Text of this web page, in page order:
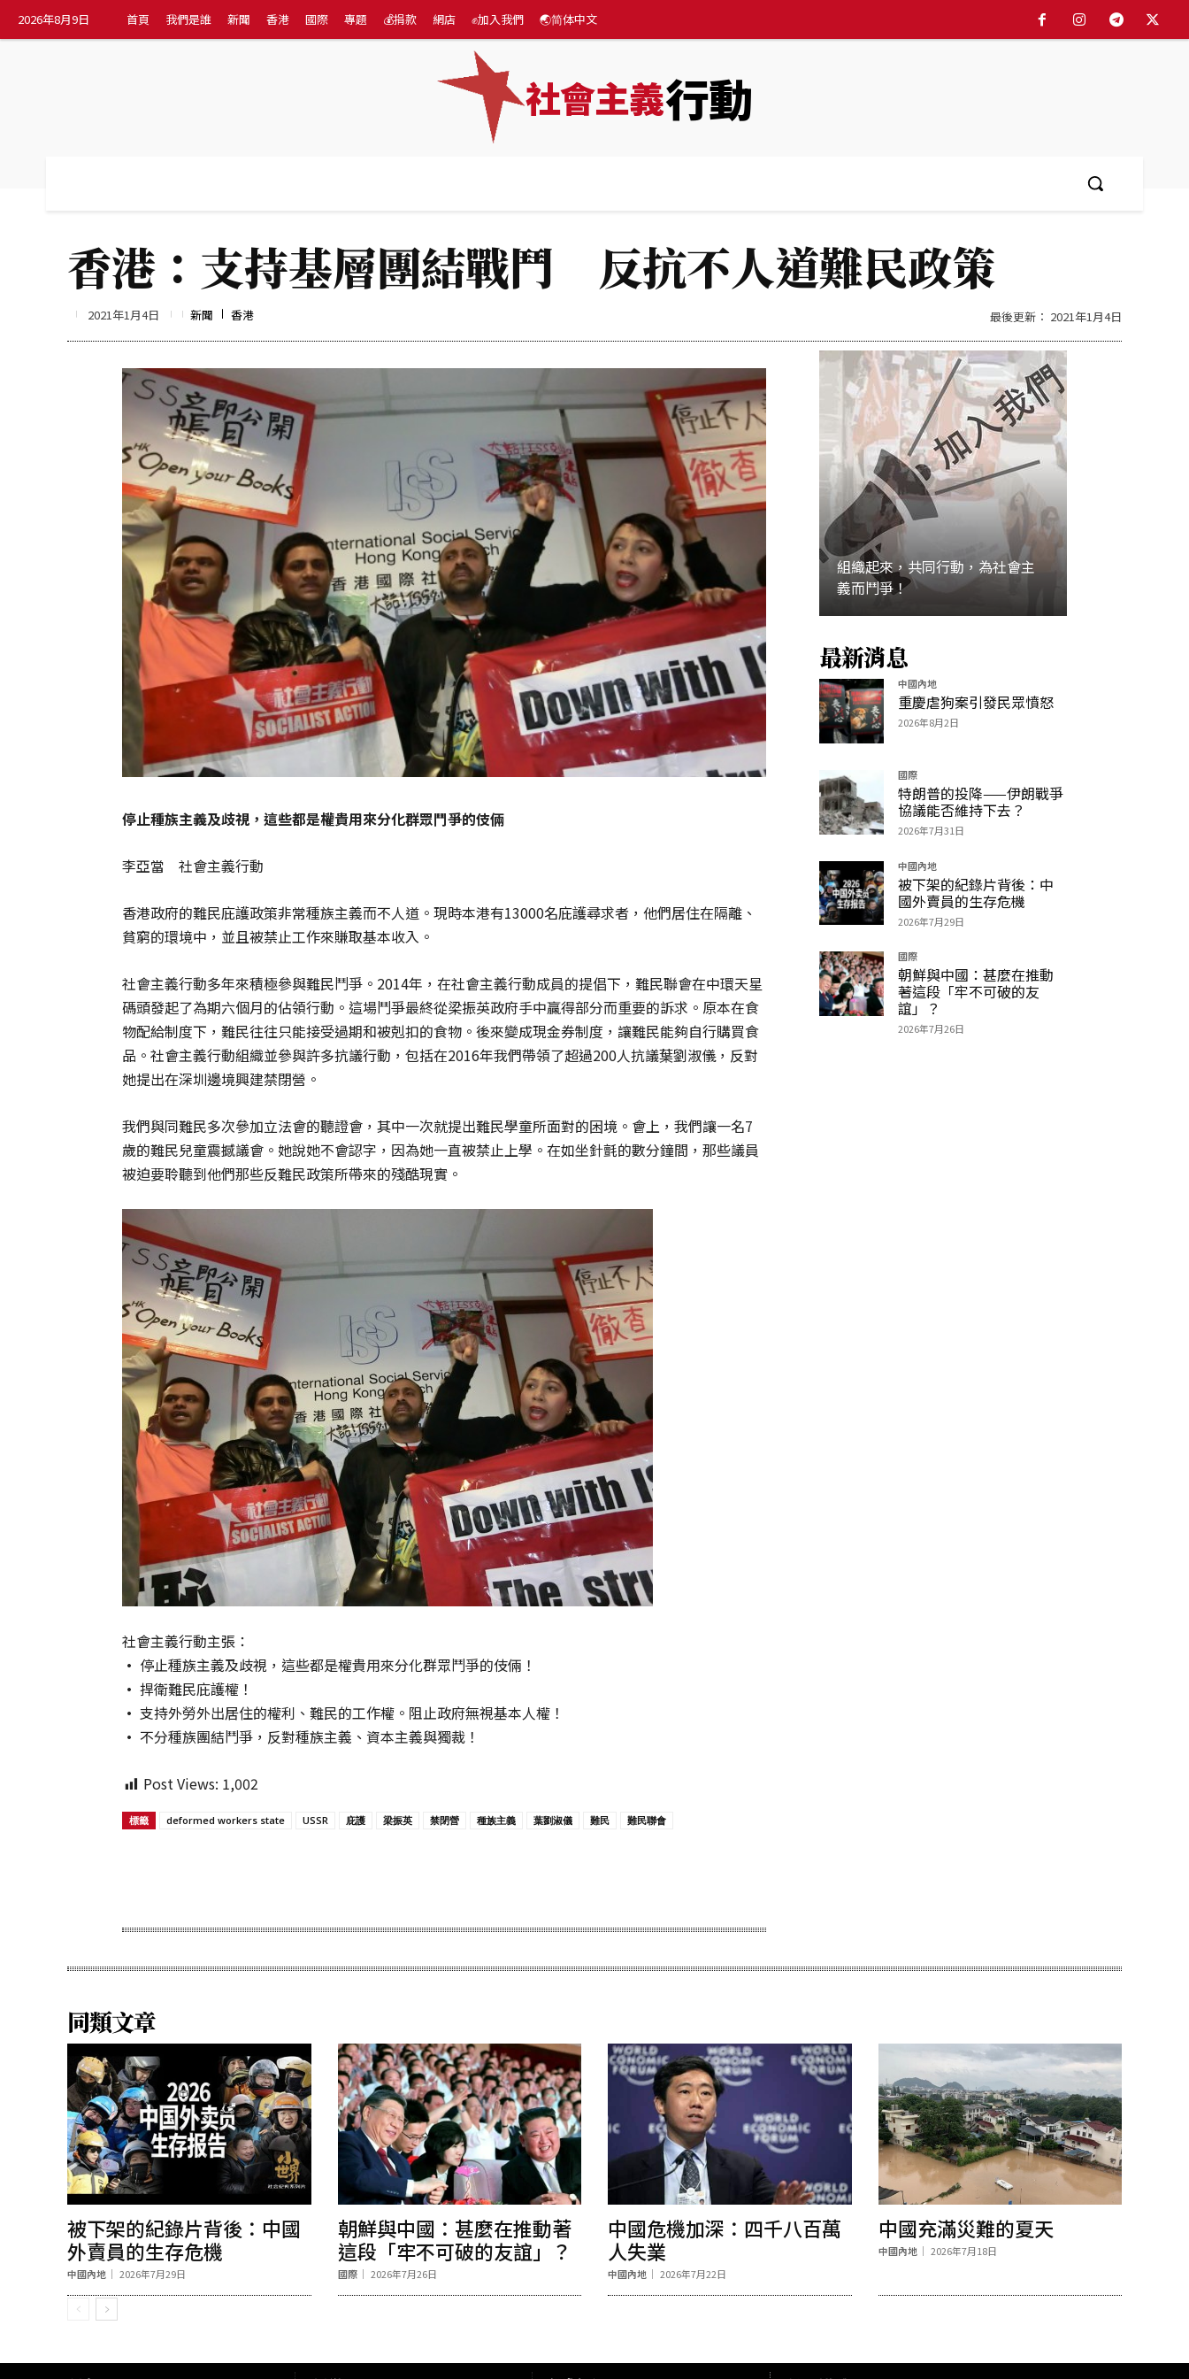
2026年8月9日 首頁 我們是誰 新聞 香港 國際 專題 💰捐款 網店 ✊加入我們 🌏简体中文
社會主義行動
香港：支持基層團結戰鬥 反抗不人道難民政策
2021年1月4日 最後更新： 2021年1月4日
新聞 香港
停止種族主義及歧視，這些都是權貴用來分化群眾鬥爭的伎倆
李亞當 社會主義行動
香港政府的難民庇護政策非常種族主義而不人道。現時本港有13000名庇護尋求者，他們居住在隔離、
貧窮的環境中，並且被禁止工作來賺取基本收入。
社會主義行動多年來積極參與難民鬥爭。2014年，在社會主義行動成員的提倡下，難民聯會在中環天星
碼頭發起了為期六個月的佔領行動。這場鬥爭最終從梁振英政府手中贏得部分而重要的訴求。原本在食
物配給制度下，難民往往只能接受過期和被剋扣的食物。後來變成現金券制度，讓難民能夠自行購買食
品。社會主義行動組織並參與許多抗議行動，包括在2016年我們帶領了超過200人抗議葉劉淑儀，反對
她提出在深圳邊境興建禁閉營。
我們與同難民多次參加立法會的聽證會，其中一次就提出難民學童所面對的困境。會上，我們讓一名7
歲的難民兒童震撼議會。她說她不會認字，因為她一直被禁止上學。在如坐針氈的數分鐘間，那些議員
被迫要聆聽到他們那些反難民政策所帶來的殘酷現實。
社會主義行動主張：
• 停止種族主義及歧視，這些都是權貴用來分化群眾鬥爭的伎倆！
• 捍衛難民庇護權！
• 支持外勞外出居住的權利、難民的工作權。阻止政府無視基本人權！
• 不分種族團結鬥爭，反對種族主義、資本主義與獨裁！
Post Views: 1,002
標籤 deformed workers state USSR 庇護 梁振英 禁閉營 種族主義 葉劉淑儀 難民 難民聯會
組織起來，共同行動，為社會主
義而鬥爭！
加入
最新消息
中國內地
重慶虐狗案引發民眾憤怒
2026年8月2日
國際
特朗普的投降——伊朗戰爭
協議能否維持下去？
2026年7月31日
中國內地
被下架的紀錄片背後：中
國外賣員的生存危機
2026年7月29日
國際
朝鮮與中國：甚麼在推動
著這段「牢不可破的友
誼」？
2026年7月26日
同類文章
被下架的紀錄片背後：中國
外賣員的生存危機
中國內地 2026年7月29日
朝鮮與中國：甚麼在推動著
這段「牢不可破的友誼」？
國際 2026年7月26日
中國危機加深：四千八百萬
人失業
中國內地 2026年7月22日
中國充滿災難的夏天
中國內地 2026年7月18日